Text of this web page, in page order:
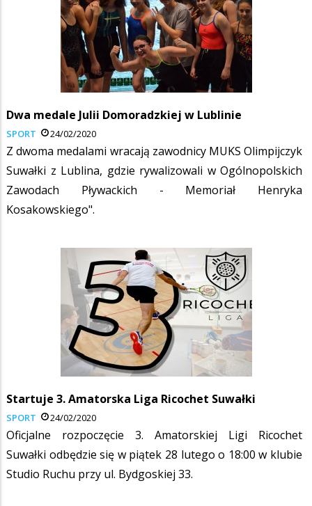
Dwa medale Julii Domoradzkiej w Lublinie
SPORT 24/02/2020
Z dwoma medalami wracają zawodnicy MUKS Olimpijczyk
Suwałki z Lublina, gdzie rywalizowali w Ogólnopolskich
Zawodach Pływackich - Memoriał Henryka
Kosakowskiego".
Startuje 3. Amatorska Liga Ricochet Suwałki
SPORT 24/02/2020
Oficjalne rozpoczęcie 3. Amatorskiej Ligi Ricochet
Suwałki odbędzie się w piątek 28 lutego o 18:00 w klubie
Studio Ruchu przy ul. Bydgoskiej 33.